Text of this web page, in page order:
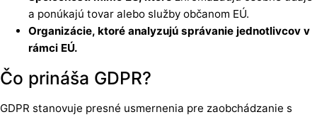
a ponúkajú tovar alebo služby občanom EÚ.
Organizácie, ktoré analyzujú správanie jednotlivcov v
rámci EÚ.
Čo prináša GDPR?
GDPR stanovuje presné usmernenia pre zaobchádzanie s